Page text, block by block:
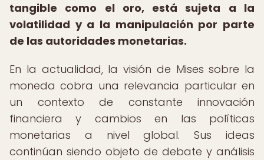
tangible como el oro, está sujeta a la
volatilidad y a la manipulación por parte
de las autoridades monetarias.
En la actualidad, la visión de Mises sobre la
moneda cobra una relevancia particular en
un contexto de constante innovación
financiera y cambios en las políticas
monetarias a nivel global. Sus ideas
continúan siendo objeto de debate y análisis